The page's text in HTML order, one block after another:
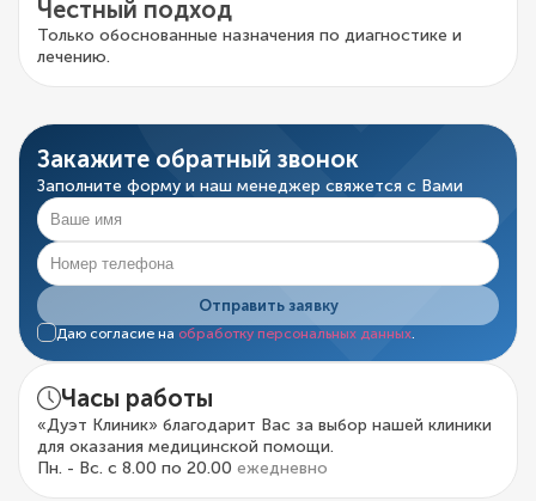
Честный подход
Только обоснованные назначения по диагностике и
лечению.
Закажите обратный звонок
Заполните форму и наш менеджер свяжется с Вами
Отправить заявку
Даю согласие на обработку персональных данных
Часы работы
«Дуэт Клиник» благодарит Вас за выбор нашей клиники
для оказания медицинской помощи.
Пн. - Вс. с 8.00 по 20.00 ежедневно